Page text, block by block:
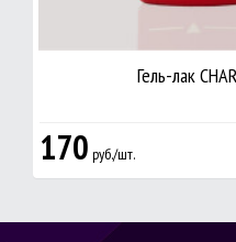
Гель-лак
170 руб./шт.